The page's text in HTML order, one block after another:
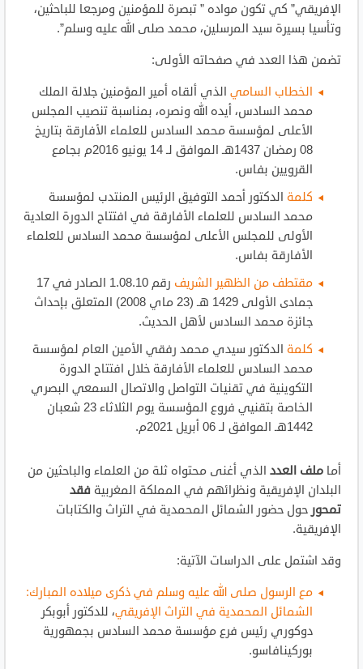
الإفريقي” كي تكون مواده ” تبصرة للمؤمنين ومرجعا للباحثين،
وتأسيا بسيرة سيد المرسلين، محمد صلى الله عليه وسلم”.
تضمن هذا العدد في صفحاته الأولى:
الخطاب السامي الذي ألقاه أمير المؤمنين جلالة الملك
محمد السادس، أيده الله ونصره، بمناسبة تنصيب المجلس
الأعلى لمؤسسة محمد السادس للعلماء الأفارقة بتاريخ
08 رمضان 1437هـ الموافق لـ 14 يونيو 2016م بجامع
القرويين بفاس.
كلمة الدكتور أحمد التوفيق الرئيس المنتدب لمؤسسة
محمد السادس للعلماء الأفارقة في افتتاح الدورة العادية
الأولى للمجلس الأعلى لمؤسسة محمد السادس للعلماء
الأفارقة بفاس.
مقتطف من الظهير الشريف
رقم 1.08.10 الصادر في 17
جمادى الأولى 1429 هـ (23 ماي 2008) المتعلق بإحداث
جائزة محمد السادس لأهل الحديث.
كلمة الدكتور سيدي محمد رفقي الأمين العام لمؤسسة
محمد السادس للعلماء الأفارقة خلال افتتاح الدورة
التكوينية في تقنيات التواصل والاتصال السمعي البصري
الخاصة بتقنيي فروع المؤسسة يوم الثلاثاء 23 شعبان
1442هـ الموافق لـ 06 أبريل 2021م.
أما ملف العدد الذي أغنى محتواه ثلة من العلماء والباحثين من
البلدان الإفريقية ونظرائهم في المملكة المغربيةفقد
تمحور حول حضور الشمائل المحمدية في التراث والكتابات
الإفريقية.
وقد اشتمل على الدراسات الآتية:
مع الرسول صلى الله عليه وسلم في ذكرى ميلاده المبارك:
الشمائل المحمدية في التراث الإفريقي، للدكتور أبوبكر
دوكوري رئيس فرع مؤسسة محمد السادس بجمهورية
بوركينافاسو.